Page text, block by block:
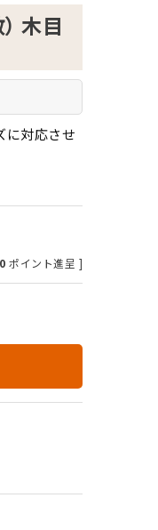
木目
に対応させ
ポイント進呈 ]